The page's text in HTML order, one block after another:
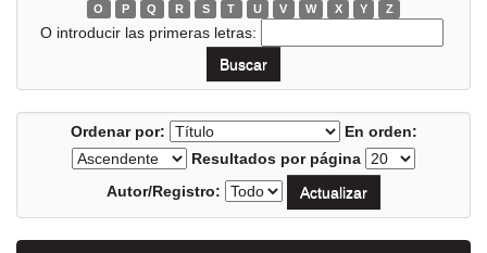
O
P Q R S T U V W X Y Z
O introducir las primeras letras:
Ordenar por:
En orden:
Resultados por página
Autor/Registro: